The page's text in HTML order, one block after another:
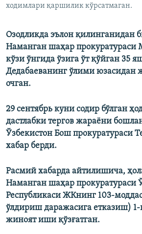
ходимлари қаршилик кўрсатмаган.
Озодликда эълон қилинганидан
Наманган шаҳар
кўзи ўнгида ўзига ўт қўйган 35
Дедабаеванинг ўлими юзасидан
очган.
29 сентябрь куни содир бўлган
дастлабки тергов жараёни
Ўзбекистон Бош прокуратураси
хабар берди.
Расмий хабарда айтилишича,
Наманган шаҳар прокуратураси
Республикаси ЖКнинг 103-
ўлдириш даражасига етказиш)
жиноят иши қўзғатган.